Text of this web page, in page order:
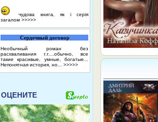
чудова книга, як і серія
загалом >>>>>
Сердечный договор
Необычный роман без
расхваливания г.г....обычно, все
такие красивые, умные, богатые...
Непонятная история, но... >>>>>
ОЦЕНИТЕ